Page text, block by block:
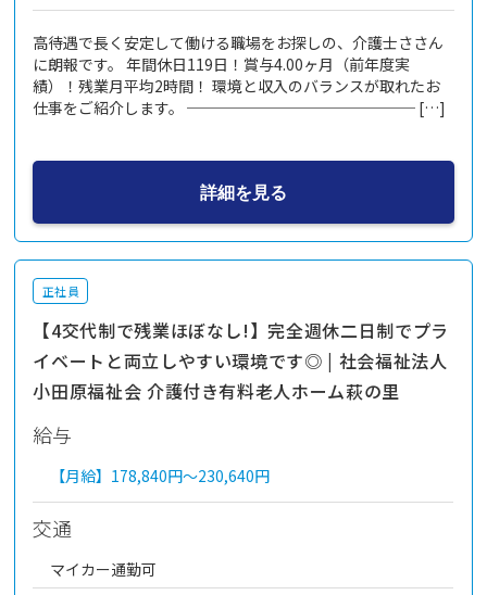
高待遇で長く安定して働ける職場をお探しの、介護士ささん
に朗報です。 年間休日119日！賞与4.00ヶ月（前年度実
績）！残業月平均2時間！ 環境と収入のバランスが取れたお
仕事をご紹介します。 ─────────────── […]
詳細を見る
正社員
【4交代制で残業ほぼなし!】完全週休二日制でプラ
イベートと両立しやすい環境です◎ | 社会福祉法人
小田原福祉会 介護付き有料老人ホーム萩の里
給与
【月給】 178,840円～230,640円
交通
マイカー通勤可